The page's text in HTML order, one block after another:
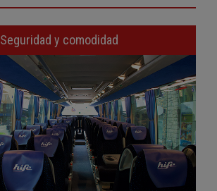
Seguridad y comodidad